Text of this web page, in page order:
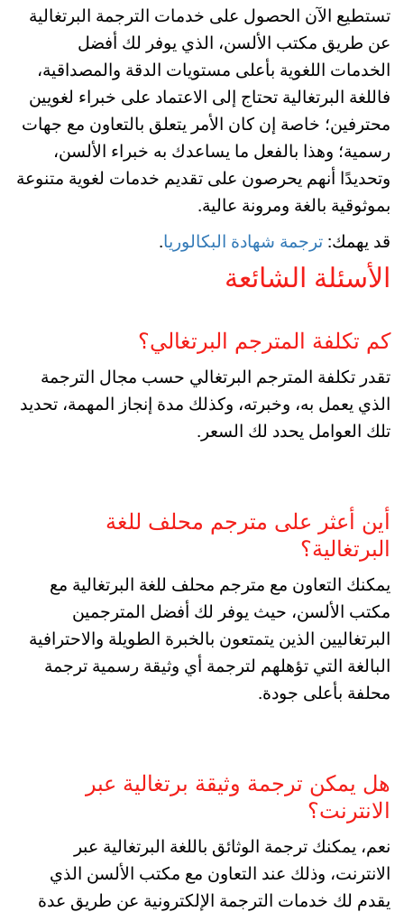
تستطيع الآن الحصول على خدمات الترجمة البرتغالية
عن طريق مكتب الألسن، الذي يوفر لك أفضل
الخدمات اللغوية بأعلى مستويات الدقة والمصداقية،
فاللغة البرتغالية تحتاج إلى الاعتماد على خبراء لغويين
محترفين؛ خاصة إن كان الأمر يتعلق بالتعاون مع جهات
رسمية؛ وهذا بالفعل ما يساعدك به خبراء الألسن،
وتحديدًا أنهم يحرصون على تقديم خدمات لغوية متنوعة
بموثوقية بالغة ومرونة عالية.
قد يهمك: ترجمة شهادة البكالوريا.
الأسئلة الشائعة
كم تكلفة المترجم البرتغالي؟
تقدر تكلفة المترجم البرتغالي حسب مجال الترجمة
الذي يعمل به، وخبرته، وكذلك مدة إنجاز المهمة، تحديد
تلك العوامل يحدد لك السعر.
أين أعثر على مترجم محلف للغة
البرتغالية؟
يمكنك التعاون مع مترجم محلف للغة البرتغالية مع
مكتب الألسن، حيث يوفر لك أفضل المترجمين
البرتغاليين الذين يتمتعون بالخبرة الطويلة والاحترافية
البالغة التي تؤهلهم لترجمة أي وثيقة رسمية ترجمة
محلفة بأعلى جودة.
هل يمكن ترجمة وثيقة برتغالية عبر
الانترنت؟
نعم، يمكنك ترجمة الوثائق باللغة البرتغالية عبر
الانترنت، وذلك عند التعاون مع مكتب الألسن الذي
يقدم لك خدمات الترجمة الإلكترونية عن طريق عدة